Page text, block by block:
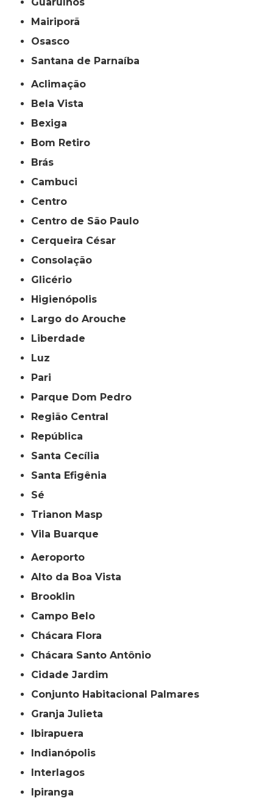
Mairiporã
Osasco
Santana de Parnaíba
Aclimação
Bela Vista
Bexiga
Bom Retiro
Brás
Cambuci
Centro
Centro de São Paulo
Cerqueira César
Consolação
Glicério
Higienópolis
Largo do Arouche
Liberdade
Luz
Pari
Parque Dom Pedro
Região Central
República
Santa Cecília
Santa Efigênia
Sé
Trianon Masp
Vila Buarque
Aeroporto
Alto da Boa Vista
Brooklin
Campo Belo
Chácara Flora
Chácara Santo Antônio
Cidade Jardim
Conjunto Habitacional Palmares
Granja Julieta
Ibirapuera
Indianópolis
Interlagos
Ipiranga